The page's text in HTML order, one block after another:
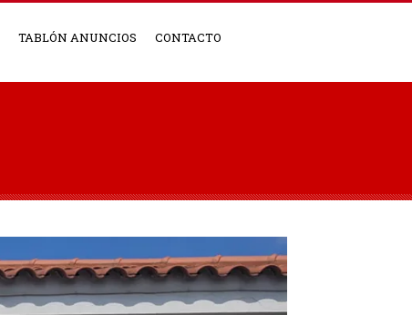
TABLÓN ANUNCIOS CONTACTO